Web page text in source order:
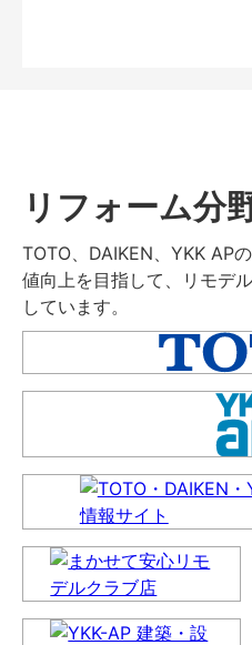
リフォーム分
TOTO、DAIKEN、YKK AP
値向上を目指して、リモデ
しています。